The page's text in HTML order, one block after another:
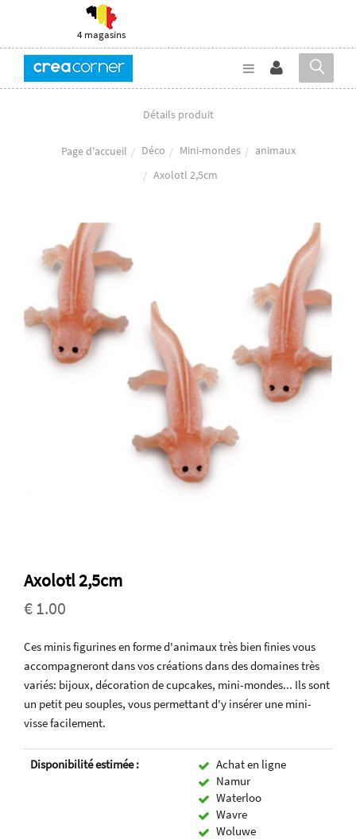
4 magasins
Détails produit
Page d'accueil Déco Mini-mondes
animaux
Axolotl 2,5cm
Axolotl 2,5cm
€ 1.00
Ces minis figurines en forme d'animaux très bien finies vous
accompagneront dans vos créations dans des domaines très
variés: bijoux, décoration de cupcakes, mini-mondes... Ils sont
un petit peu souples, vous permettant d'y insérer une mini-
visse facilement.
Disponibilité estimée :
Achat en ligne
Namur
Waterloo
Wavre
Woluwe